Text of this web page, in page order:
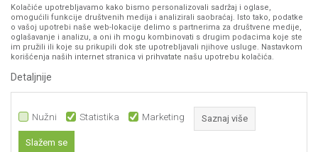
Povraćaj sredstava
Zamjena artikala
Plaćanje karticama
PRATITE NAS
Kolačiće upotrebljavamo kako bismo personalizovali sadržaj i oglase,
omogućili funkcije društvenih medija i analizirali saobraćaj. Isto tako, podatke
o vašoj upotrebi naše web-lokacije delimo s partnerima za društvene medije,
oglašavanje i analizu, a oni ih mogu kombinovati s drugim podacima koje ste
im pružili ili koje su prikupili dok ste upotrebljavali njihove usluge. Nastavkom
korišćenja naših internet stranica vi prihvatate našu upotrebu kolačića.
Detaljnije
Nužni Statistika Marketing Saznaj više
Slažem se